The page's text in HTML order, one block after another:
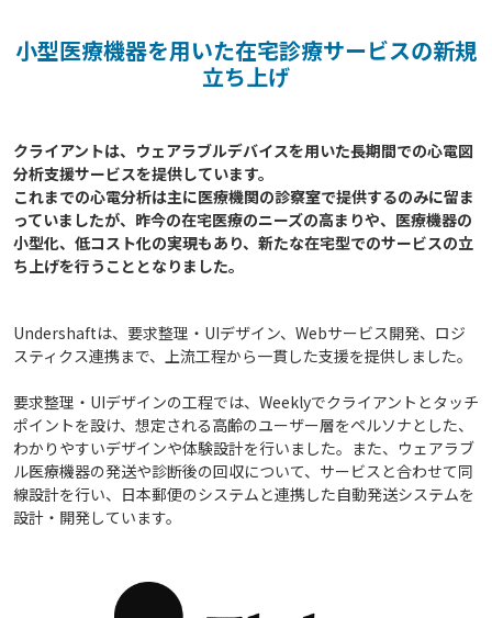
小型医療機器を用いた在宅診療サービスの新規
立ち上げ
クライアントは、ウェアラブルデバイスを用いた長期間での心電図
分析支援サービスを提供しています。
これまでの心電分析は主に医療機関の診察室で提供するのみに留ま
っていましたが、昨今の在宅医療のニーズの高まりや、医療機器の
小型化、低コスト化の実現もあり、新たな在宅型でのサービスの立
Undershaftは、要求整理・UIデザイン、Webサービス開発、ロジ
スティクス連携まで、上流工程から一貫した支援を提供しました。
要求整理・UIデザインの工程では、Weeklyでクライアントとタッチ
ポイントを設け、想定される高齢のユーザー層をペルソナとした、
わかりやすいデザインや体験設計を行いました。また、ウェアラブ
ル医療機器の発送や診断後の回収について、サービスと合わせて同
線設計を行い、日本郵便のシステムと連携した自動発送システムを
設計・開発しています。